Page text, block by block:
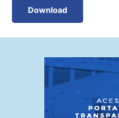
Download